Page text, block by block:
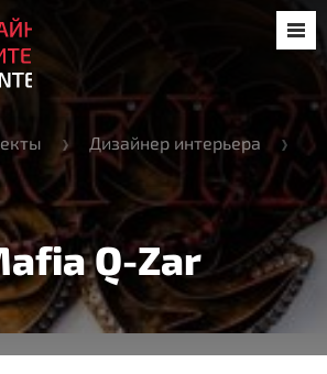
Дизайнер интерьера
Q-Zar